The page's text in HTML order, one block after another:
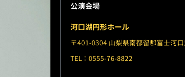
公演会場
河口湖円形ホール
〒401-0304 山梨県南都留郡富士河
TEL：0555-76-8822